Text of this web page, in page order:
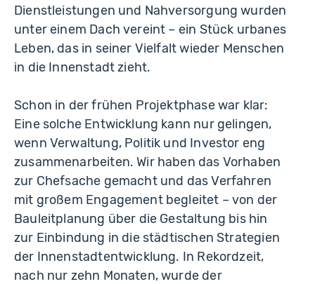
Dienstleistungen und Nahversorgung wurden
unter einem Dach vereint – ein Stück urbanes
Leben, das in seiner Vielfalt wieder Menschen
in die Innenstadt zieht.
Schon in der frühen Projektphase war klar:
Eine solche Entwicklung kann nur gelingen,
wenn Verwaltung, Politik und Investor eng
zusammenarbeiten. Wir haben das Vorhaben
zur Chefsache gemacht und das Verfahren
mit großem Engagement begleitet – von der
Bauleitplanung über die Gestaltung bis hin
zur Einbindung in die städtischen Strategien
der Innenstadtentwicklung. In Rekordzeit,
nach nur zehn Monaten, wurde der